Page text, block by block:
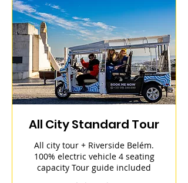
All City Standard Tour
All city tour + Riverside Belém.
100% electric vehicle 4 seating
capacity Tour guide included